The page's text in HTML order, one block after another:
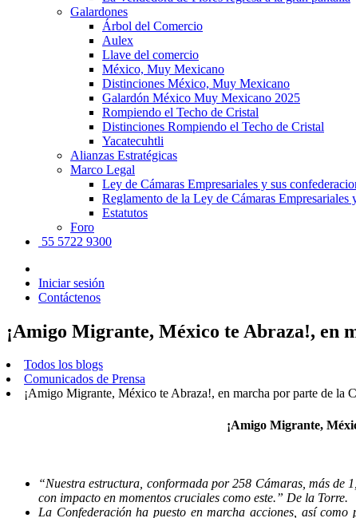
Galardones
Árbol del Comercio
Aulex
Llave del comercio
México, Muy Mexicano
Distinciones México, Muy Mexicano
Galardón México Muy Mexicano 2025
Rompiendo el Techo de Cristal
Distinciones Rompiendo el Techo de Cristal
Yacatecuhtli
Alianzas Estratégicas
Marco Legal
Ley de Cámaras Empresariales y sus
Reglamento de la Ley de Cámaras Empresariales
Estatutos
Foro
55 5722 9300
Iniciar sesión
Contáctenos
¡Amigo Migrante, México te Abraza!, en
Todos los blogs
Comunicados de Prensa
¡Amigo Migrante, México te Abraza!, en marcha por parte de la
¡Amigo Migrante,
“Nuestra estructura, conformada por 258 Cámaras, más de
con impacto en momentos cruciales como este.” De la Torre.
La Confederación ha puesto en marcha acciones, así